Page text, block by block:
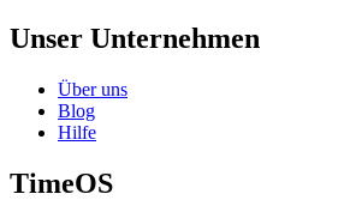
Unser Unternehmen
Über uns
Blog
Hilfe
TimeOS